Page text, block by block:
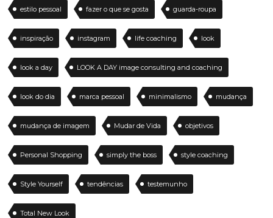
estilo pessoal fazer o que se gosta guarda-roupa
inspiração instagram life coaching look
look a day LOOK A DAY image consulting and coaching
look do dia marca pessoal minimalismo mudança
mudança de imagem Mudar de Vida objetivos
Personal Shopping simply the boss style coaching
Style Yourself tendências testemunho
Total New Look